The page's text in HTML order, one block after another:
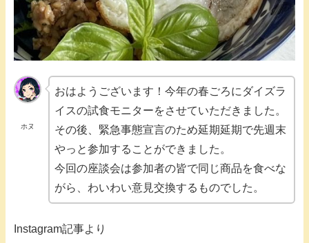
ホヌ
おはようございます！今年の春ごろにダイズラ
イスの試食モニターをさせていただきました。
その後、緊急事態宣言のため延期延期で先週末
やっと参加することができました。
今回の座談会は参加者の皆で同じ商品を食べな
がら、わいわい意見交換するものでした。
Instagram記事より